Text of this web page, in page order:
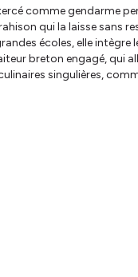
comme gendarme
qui la laisse sans
écoles, elle
breton engagé, qui
singulières,